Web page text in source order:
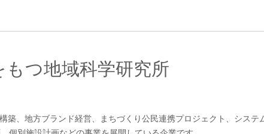
つ地域科学研究所
築、地方ブランド経営、まちづくり公民連携プロジェクト、システ